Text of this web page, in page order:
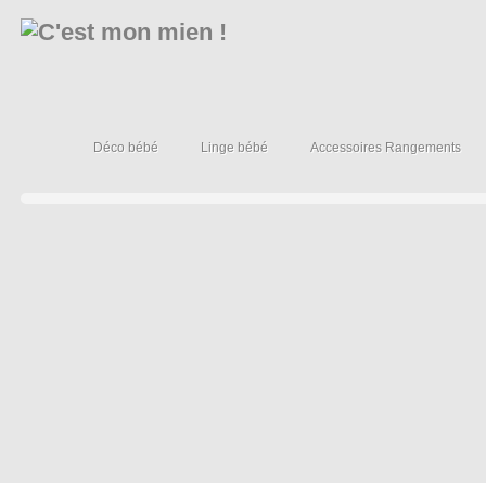
Déco bébé
Linge bébé
Accessoires Rangements